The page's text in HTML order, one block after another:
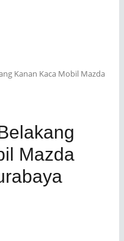
Kanan Kaca Mobil Mazda
Mazda